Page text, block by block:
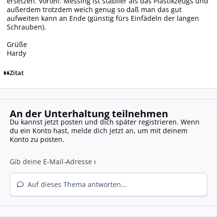
außerdem trotzdem weich genug so daß man das gut
aufweiten kann an Ende (günstig fürs Einfädeln der langen
Schrauben).
Grüße
Hardy
Zitat
An der Unterhaltung teilnehmen
Du kannst jetzt posten und dich später registrieren. Wenn
du ein Konto hast, melde dich jetzt an, um mit deinem
Konto zu posten.
Auf dieses Thema antworten...